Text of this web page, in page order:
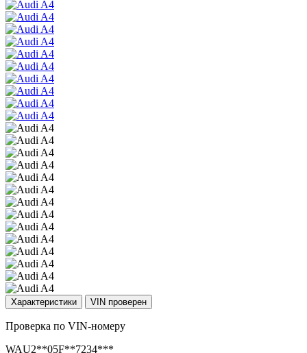
Характеристики VIN проверен
Проверка по VIN-номеру
WAU2**05F**7234***